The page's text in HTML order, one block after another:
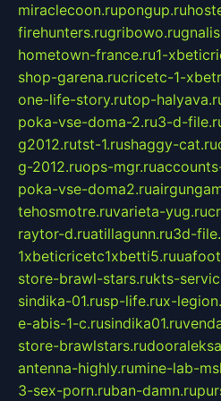
miraclecoon.rupongup.ru
firehunters.rugribowo.ru
hometown-france.ru1-
shop-garena.rucricetc-1-
one-life-story.rutop-
poka-vse-doma-2.ru3-d-
g2012.rutst-1.rushaggy-cat.ru
g-2012.ruops-mgr.ru
poka-vse-doma2.ru
tehosmotre.ruvarieta-yug.ru
raytor-d.ruatillagunn.ru3d-
1xbeticricetc1xbetti5.ru
store-brawl-stars.rukts-
sindika-01.rusp-life.rux-
e-abis-1-c.rusindika01.ru
store-brawlstars.ru
antenna-highly.rumine-lab-
3-sex-porn.ruban-damn.ru